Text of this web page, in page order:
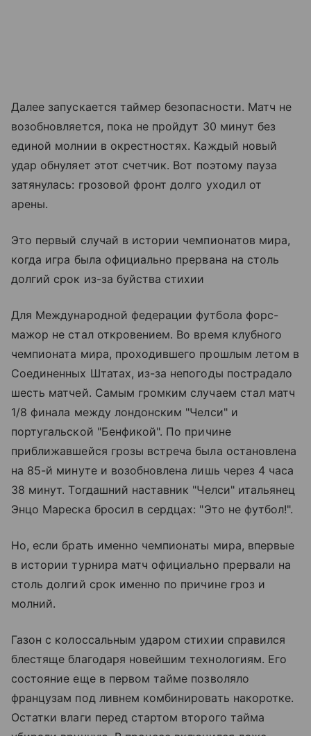
Далее запускается таймер безопасности. Матч не
возобновляется, пока не пройдут 30 минут без
единой молнии в окрестностях. Каждый новый
удар обнуляет этот счетчик. Вот поэтому пауза
затянулась: грозовой фронт долго уходил от
арены.
Это первый случай в истории чемпионатов мира,
когда игра была официально прервана на столь
долгий срок из-за буйства стихии
Для Международной федерации футбола форс-
мажор не стал откровением. Во время клубного
чемпионата мира, проходившего прошлым летом в
Соединенных Штатах, из-за непогоды пострадало
шесть матчей. Самым громким случаем стал матч
1/8 финала между лондонским "Челси" и
португальской "Бенфикой". По причине
приближавшейся грозы встреча была остановлена
на 85-й минуте и возобновлена лишь через 4 часа
38 минут. Тогдашний наставник "Челси" итальянец
Энцо Мареска бросил в сердцах: "Это не футбол!".
Но, если брать именно чемпионаты мира, впервые
в истории турнира матч официально прервали на
столь долгий срок именно по причине гроз и
молний.
Газон с колоссальным ударом стихии справился
блестяще благодаря новейшим технологиям. Его
состояние еще в первом тайме позволяло
французам под ливнем комбинировать накоротке.
Остатки влаги перед стартом второго тайма